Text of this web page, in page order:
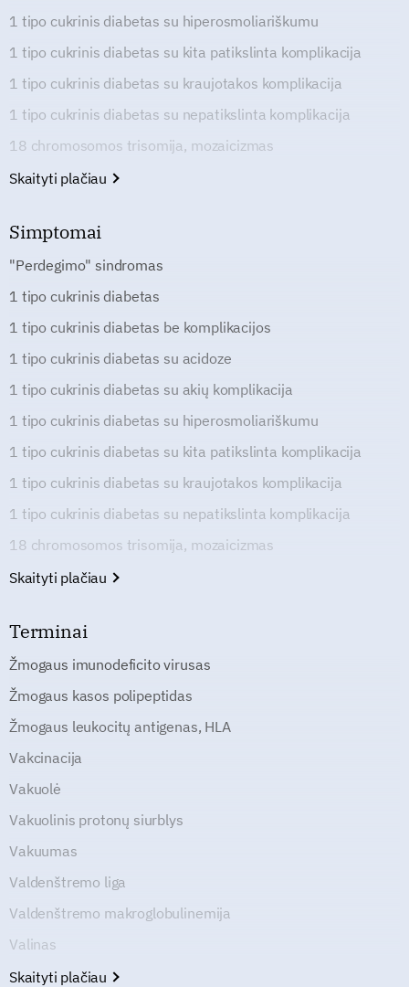
1 tipo cukrinis diabetas su hiperosmoliariškumu
1 tipo cukrinis diabetas su kita patikslinta komplikacija
1 tipo cukrinis diabetas su kraujotakos komplikacija
1 tipo cukrinis diabetas su nepatikslinta komplikacija
18 chromosomos trisomija, mozaicizmas
Skaityti plačiau
Simptomai
"Perdegimo" sindromas
1 tipo cukrinis diabetas
1 tipo cukrinis diabetas be komplikacijos
1 tipo cukrinis diabetas su acidoze
1 tipo cukrinis diabetas su akių komplikacija
1 tipo cukrinis diabetas su hiperosmoliariškumu
1 tipo cukrinis diabetas su kita patikslinta komplikacija
1 tipo cukrinis diabetas su kraujotakos komplikacija
1 tipo cukrinis diabetas su nepatikslinta komplikacija
18 chromosomos trisomija, mozaicizmas
Skaityti plačiau
Terminai
Žmogaus imunodeficito virusas
Žmogaus kasos polipeptidas
Žmogaus leukocitų antigenas, HLA
Vakcinacija
Vakuolė
Vakuolinis protonų siurblys
Vakuumas
Valdenštremo liga
Valdenštremo makroglobulinemija
Valinas
Skaityti plačiau